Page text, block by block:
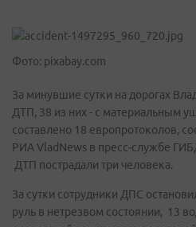
Фото: pixabay.com
За минувшие сутки на дорогах
ДТП, 38 из них - с материальным
составлено 18 европротоколов,
РИА VladNews в пресс-службе
ДТП пострадали три человека.
За сутки сотрудники ДПС
руль в нетрезвом состоянии, 13